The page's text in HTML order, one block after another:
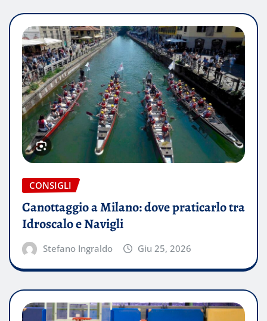
CONSIGLI
Canottaggio a Milano: dove praticarlo tra
Idroscalo e Navigli
Stefano Ingraldo Giu 25, 2026